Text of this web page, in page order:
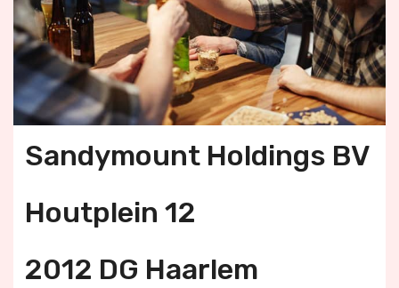
Sandymount Holdings BV
Houtplein 12
2012 DG Haarlem